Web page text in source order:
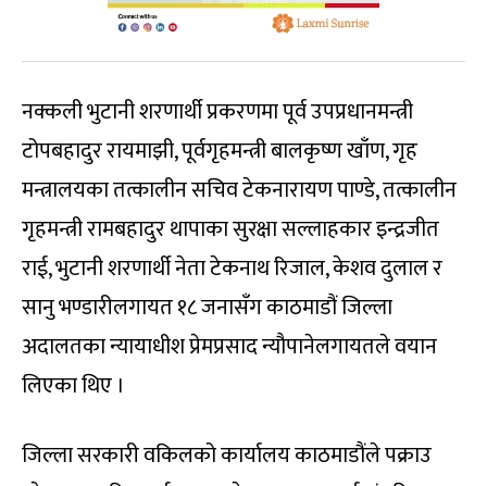
नक्कली भुटानी शरणार्थी प्रकरणमा पूर्व उपप्रधानमन्त्री
टोपबहादुर रायमाझी, पूर्वगृहमन्त्री बालकृष्ण खाँण, गृह
मन्त्रालयका तत्कालीन सचिव टेकनारायण पाण्डे, तत्कालीन
गृहमन्त्री रामबहादुर थापाका सुरक्षा सल्लाहकार इन्द्रजीत
राई, भुटानी शरणार्थी नेता टेकनाथ रिजाल, केशव दुलाल र
सानु भण्डारीलगायत १८ जनासँग काठमाडौं जिल्ला
अदालतका न्यायाधीश प्रेमप्रसाद न्यौपानेलगायतले वयान
लिएका थिए ।
जिल्ला सरकारी वकिलको कार्यालय काठमाडौंले पक्राउ